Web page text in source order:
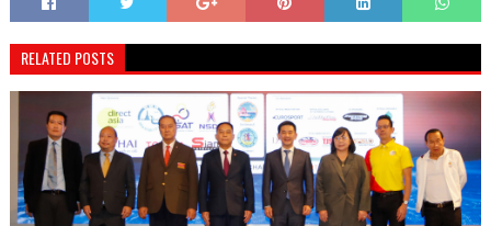
RELATED POSTS